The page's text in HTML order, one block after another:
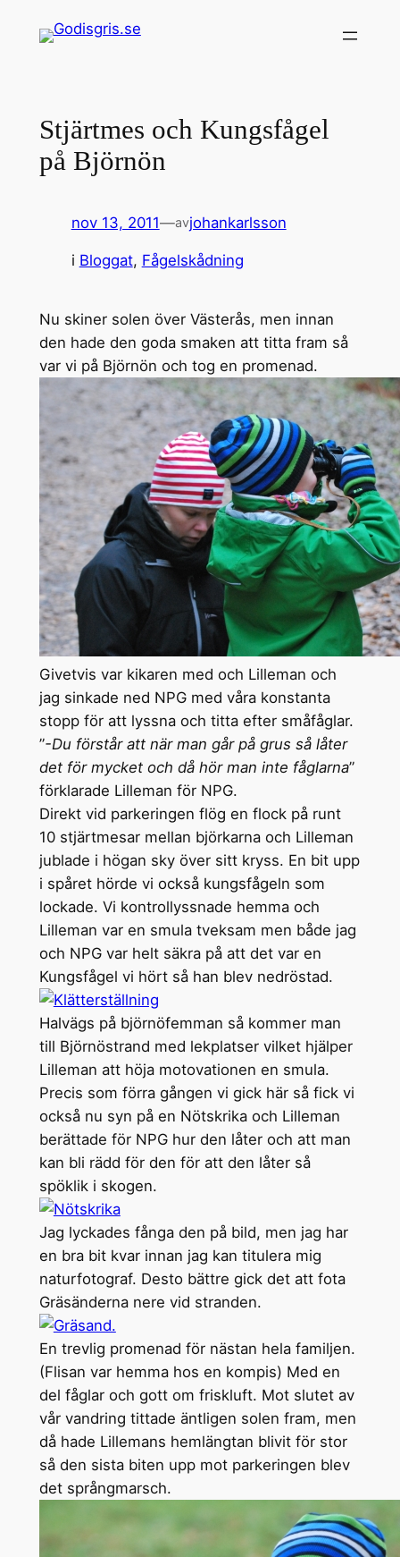
Stjärtmes och Kungsfågel
på Björnön
nov 13, 2011—avjohankarlsson
i Bloggat, Fågelskådning
Nu skiner solen över Västerås, men innan
den hade den goda smaken att titta fram så
var vi på Björnön och tog en promenad.
Givetvis var kikaren med och Lilleman och
jag sinkade ned NPG med våra konstanta
stopp för att lyssna och titta efter småfåglar.
”-Du förstår att när man går på grus så låter
det för mycket och då hör man inte fåglarna”
förklarade Lilleman för NPG.
Direkt vid parkeringen flög en flock på runt
10 stjärtmesar mellan björkarna och Lilleman
jublade i högan sky över sitt kryss. En bit upp
i spåret hörde vi också kungsfågeln som
lockade. Vi kontrollyssnade hemma och
Lilleman var en smula tveksam men både jag
och NPG var helt säkra på att det var en
Kungsfågel vi hört så han blev nedröstad.
Halvägs på björnöfemman så kommer man
till Björnöstrand med lekplatser vilket hjälper
Lilleman att höja motovationen en smula.
Precis som förra gången vi gick här så fick vi
också nu syn på en Nötskrika och Lilleman
berättade för NPG hur den låter och att man
kan bli rädd för den för att den låter så
spöklik i skogen.
Jag lyckades fånga den på bild, men jag har
en bra bit kvar innan jag kan titulera mig
naturfotograf. Desto bättre gick det att fota
Gräsänderna nere vid stranden.
En trevlig promenad för nästan hela familjen.
(Flisan var hemma hos en kompis) Med en
del fåglar och gott om friskluft. Mot slutet av
vår vandring tittade äntligen solen fram, men
då hade Lillemans hemlängtan blivit för stor
så den sista biten upp mot parkeringen blev
det språngmarsch.